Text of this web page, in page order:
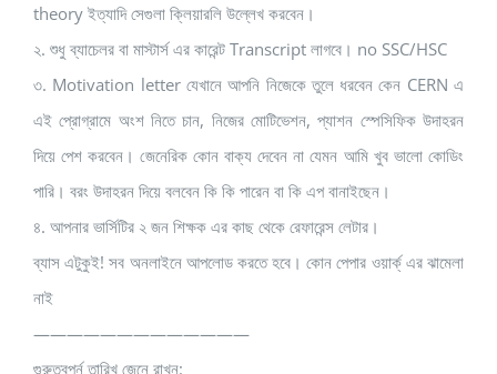
theory ইত্যাদি সেগুলা ক্লিয়ারলি উল্লেখ করবেন।
২. শুধু ব্যাচেলর বা মাস্টার্স এর কারেন্ট Transcript লাগবে। no SSC/HSC
৩. Motivation letter যেখানে আপনি নিজেকে তুলে ধরবেন কেন CERN এ
এই প্রোগ্রামে অংশ নিতে চান, নিজের মোটিভেশন, প্যাশন স্পেসিফিক উদাহরন
দিয়ে পেশ করবেন। জেনেরিক কোন বাক্য দেবেন না যেমন আমি খুব ভালো কোডিং
পারি। বরং উদাহরন দিয়ে বলবেন কি কি পারেন বা কি এপ বানাইছেন।
৪. আপনার ভার্সিটির ২ জন শিক্ষক এর কাছ থেকে রেফারেন্স লেটার।
ব্যাস এটুকুই! সব অনলাইনে আপলোড করতে হবে। কোন পেপার ওয়ার্ক্ এর ঝামেলা
নাই
—————————————
গুরুত্বপুর্ন তারিখ জেনে রাখুন: